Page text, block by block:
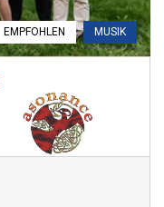
EMPFOHLEN MUSIK